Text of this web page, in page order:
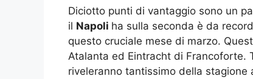
Diciotto punti di vantaggio sono un
il Napoli ha sulla seconda è da
questo cruciale mese di marzo.
Atalanta ed Eintracht di Francoforte.
riveleranno tantissimo della stagione